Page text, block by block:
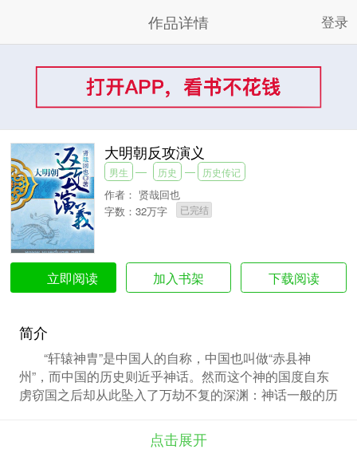
作品详情 登录
大明朝反攻演义
男生 历史 历史传记
作者： 贤哉回也
字数：32万字
已完结
立即阅读 加入书架 下载阅读
简介
“轩辕神胄”是中国人的自称，中国也叫做“赤县神
州”，而中国的历史则近乎神话。然而这个神的国度自东
虏窃国之后却从此坠入了万劫不复的深渊：神话一般的历
点击展开